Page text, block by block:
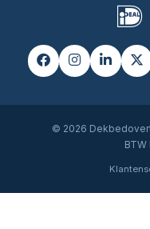
© 2026
BTW